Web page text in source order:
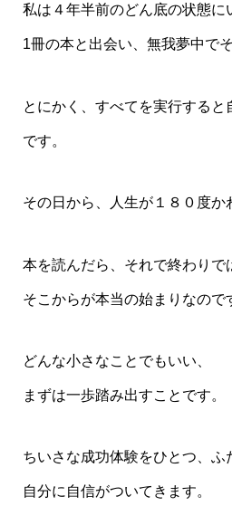
私は４年半前のどん底の状態に
1冊の本と出会い、無我夢中で
とにかく、すべてを実行する
です。
その日から、人生が１８０度か
本を読んだら、それで終わりで
そこからが本当の始まりなので
どんな小さなことでもいい、
まずは一歩踏み出すことです。
ちいさな成功体験をひとつ、ふ
自分に自信がついてきます。